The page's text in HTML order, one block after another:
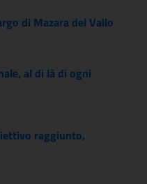
di Mazara del Vallo
al di là di ogni
raggiunto,